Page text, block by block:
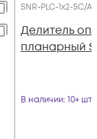
SNR-PLC-1x2-SC/
Делитель
планарный
В наличии: 10+ шт